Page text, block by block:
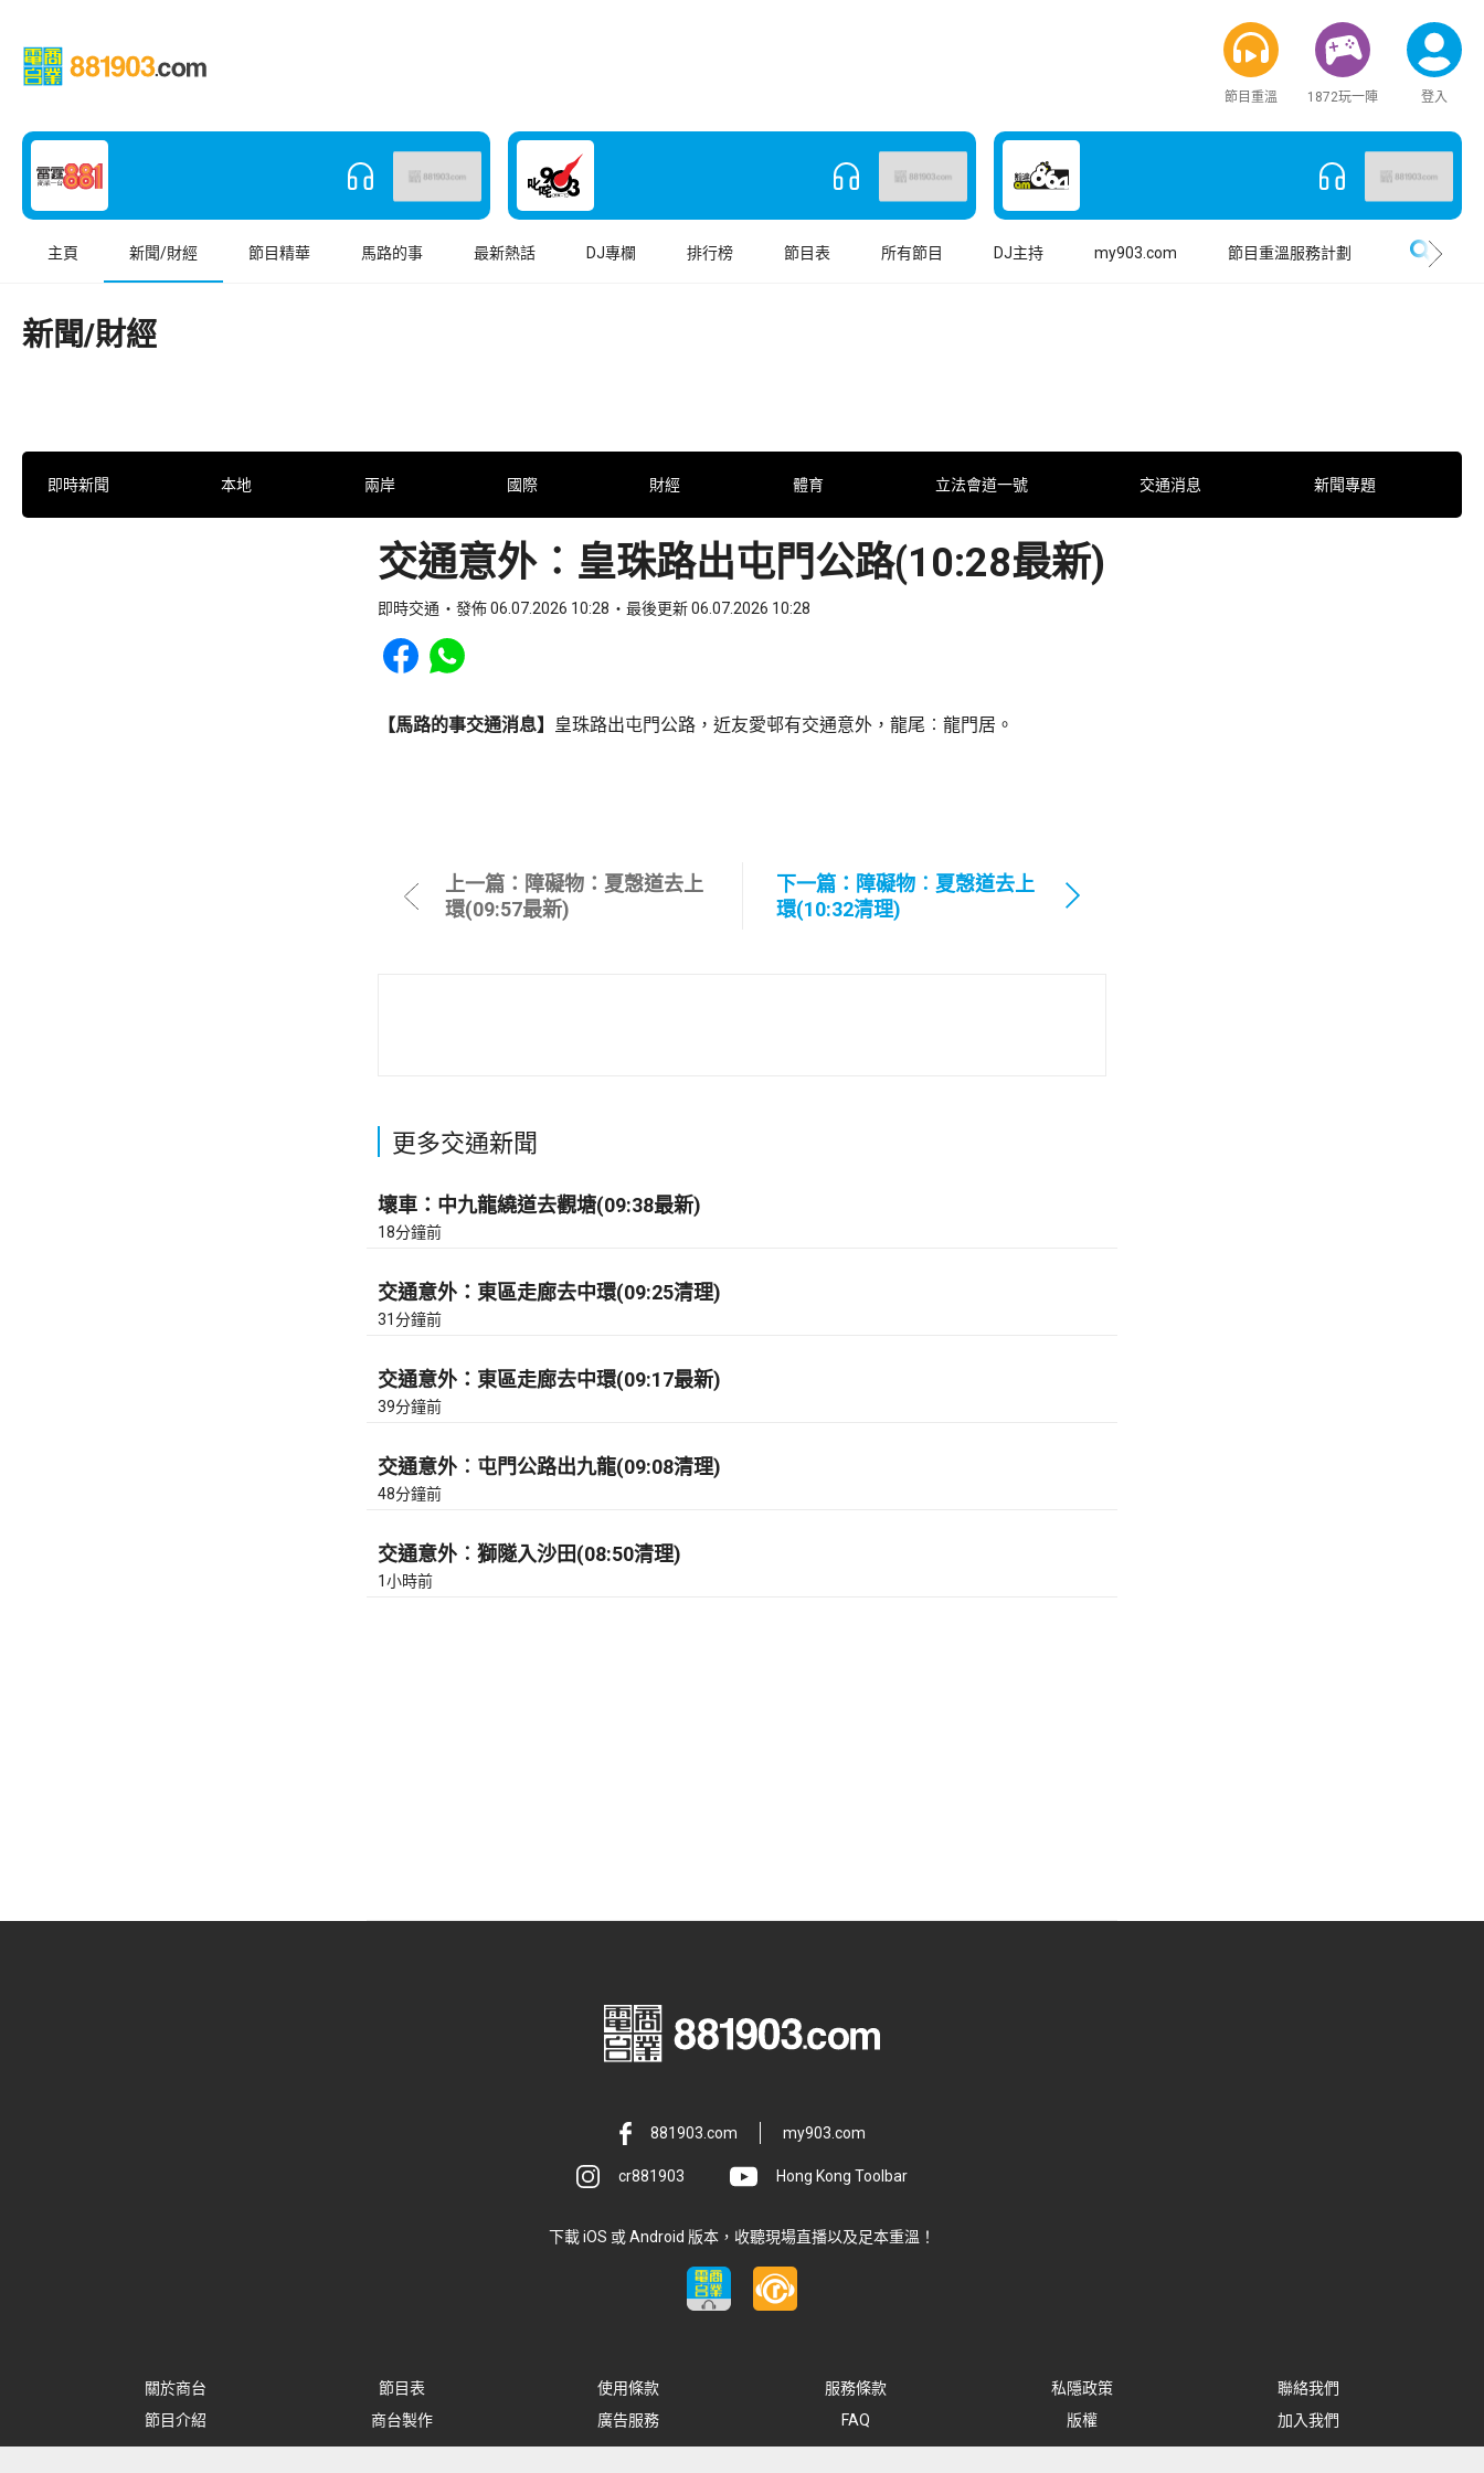
節目重溫 1872玩一陣 登入
主頁 新聞/財經 節目精華 馬路的事 最新熱話 DJ專欄 排行榜 節目表 所有節目 DJ主持 my903.com 節目重溫服務計劃
新聞/財經
即時新聞 本地 兩岸 國際 財經 體育 立法會道一號 交通消息 新聞專題
交通意外︰皇珠路出屯門公路(10:28最新)
即時交通 發佈 06.07.2026 10:28 最後更新 06.07.2026 10:28
Share to Facebook
Share to WhatsApp
【馬路的事交通消息】 皇珠路出屯門公路，近友愛邨有交通意外，龍尾︰龍門居。
上一篇：障礙物：夏愨道去上
環(09:57最新)
下一篇：障礙物︰夏愨道去上
環(10:32清理)
更多交通新聞
壞車：中九龍繞道去觀塘(09:38最新)
18分鐘前
交通意外：東區走廊去中環(09:25清理)
31分鐘前
交通意外：東區走廊去中環(09:17最新)
39分鐘前
交通意外︰屯門公路出九龍(09:08清理)
48分鐘前
交通意外︰獅隧入沙田(08:50清理)
1小時前
881903.com my903.com
cr881903 Hong Kong Toolbar
下載 iOS 或 Android 版本，收聽現場直播以及足本重溫！
關於商台 節目表 使用條款 服務條款 私隱政策
聯絡我們
節目介紹
商台製作 廣告服務 FAQ 版權 加入我們